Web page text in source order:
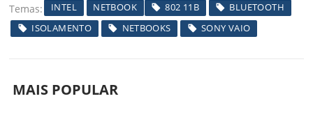
Temas INTEL NETBOOK 802 11B
BLUETOOTH
ISOLAMENTO
NETBOOKS SONY VAIO
MAIS POPULAR